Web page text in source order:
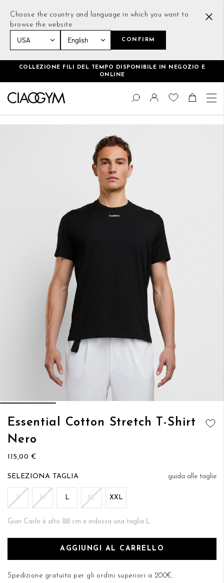
Choose the country and language in which you want to
browse the website
CONFIRM
COLLEZIONE FILI DEL TEMPO DISPONIBILE IN NEGOZIO E
ONLINE
Salta
contenuto
Cambia
Cerca
Essential Cotton Stretch T-Shirt
Nero
115,00 €
guida alle taglie
TAGLIA
S M L XL XXL
Gian Carlo è alto 188 cm e indossa una taglia L
AGGIUNGI AL CARRELLO
Spedizione gratuita per gli ordini superiori a 200€.
Vai
Vai
della